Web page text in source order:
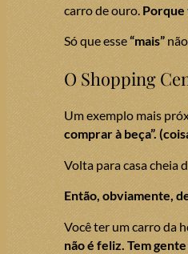
carro de ouro.Porque
Só que esse“mais”não
O Shopping
Um exemplo mais
comprar à beça”.
Volta para casa cheia
Então, obviamente,
Você ter um carro da
não é feliz. Tem